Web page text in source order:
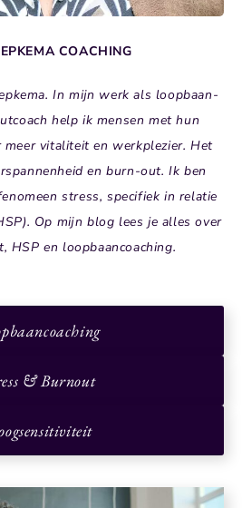
COACHING
In mijn werk als loopbaan-
help ik mensen met hun
vitaliteit en werkplezier. Het
en burn-out. Ik ben
stress, specifiek in relatie
Op mijn blog lees je alles over
HSP en loopbaancoaching.
& Burnout